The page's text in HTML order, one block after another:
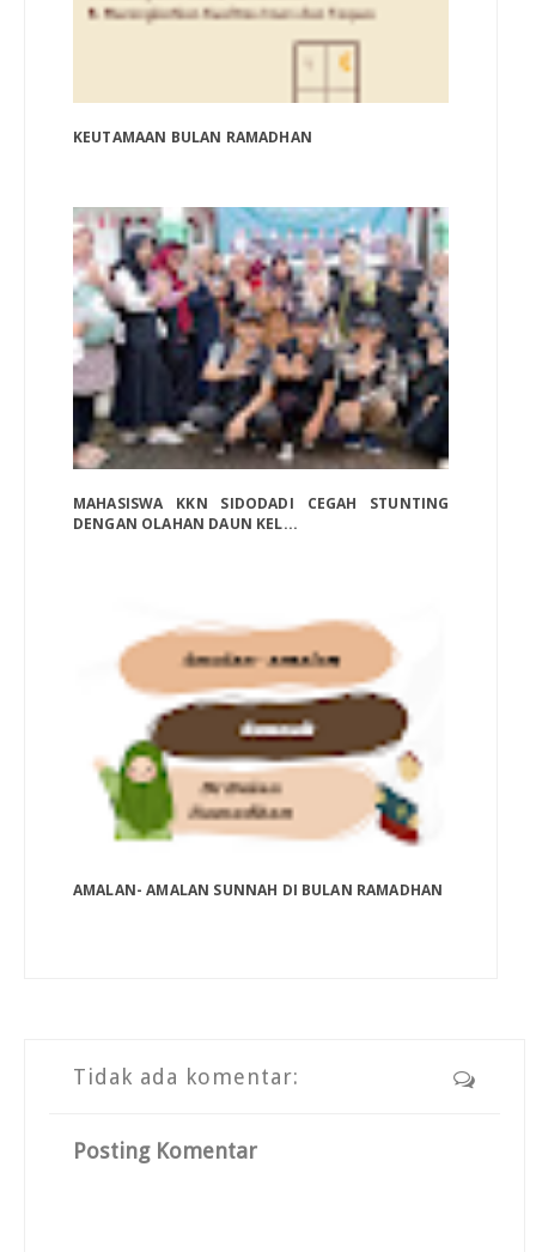
KEUTAMAAN BULAN RAMADHAN
MAHASISWA KKN SIDODADI CEGAH STUNTING
DENGAN OLAHAN DAUN KEL...
AMALAN- AMALAN SUNNAH DI BULAN RAMADHAN
Tidak ada komentar:
Posting Komentar